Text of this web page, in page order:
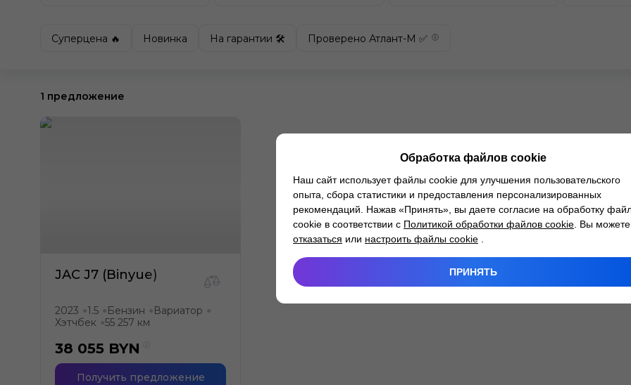
Суперцена 🔥 Новинка На гарантии 🛠 Проверено Атлант-М ✅
1 предложение
JAC J7 (Binyue)
2023 ●1.5 ● Бензин ● Вариатор ●
Хэтчбек ●55 257 км
38 055 BYN
Получить предложение
Обработка файлов cookie
Наш сайт использует файлы cookie для улучшения пользовательского
опыта, сбора статистики и предоставления персонализированных
рекомендаций. Нажав «Принять», вы даете согласие на обработку
cookie в соответствии с Политикой обработки файлов cookie . Вы можете
отказаться или настроить файлы cookie
ПРИНЯТЬ